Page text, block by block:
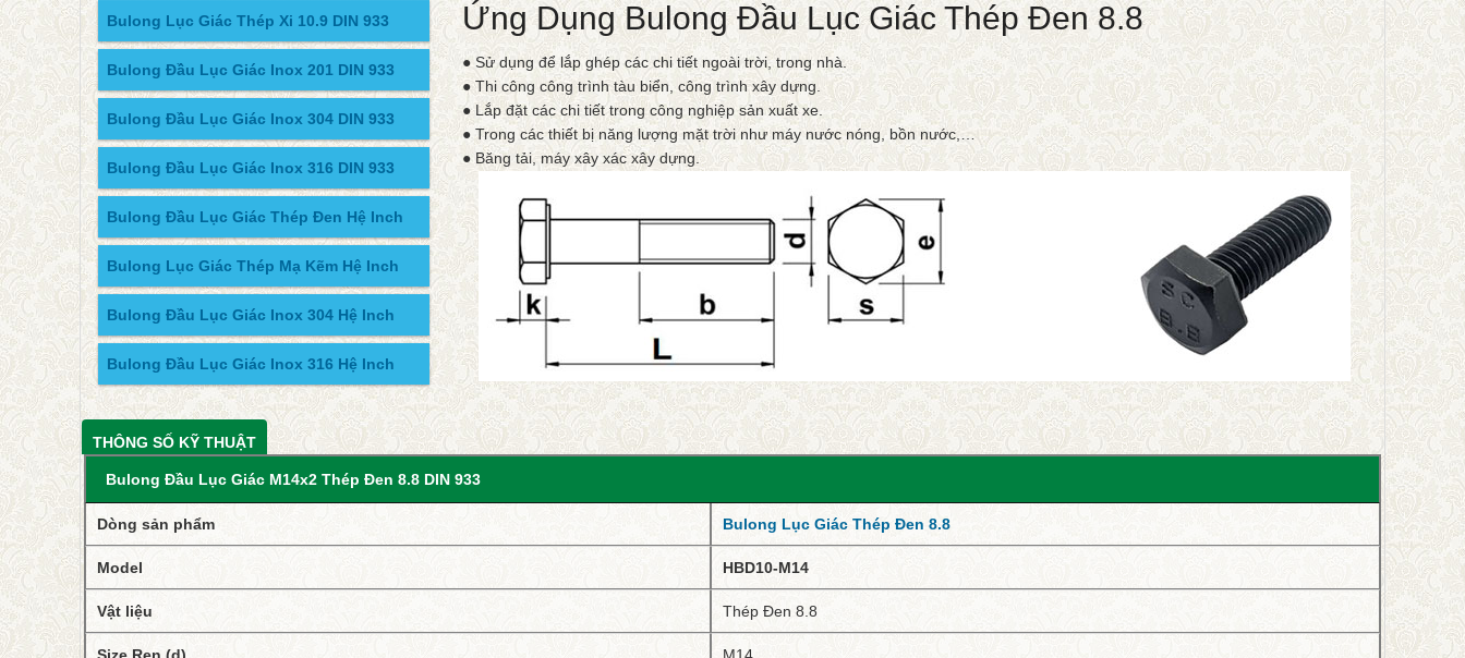
Bulong Lục Giác Thép Xi 10.9 DIN 933
Bulong Đầu Lục Giác Inox 201 DIN 933
Bulong Đầu Lục Giác Inox 304 DIN 933
Bulong Đầu Lục Giác Inox 316 DIN 933
Bulong Đầu Lục Giác Thép Đen Hệ Inch
Bulong Lục Giác Thép Mạ Kẽm Hệ Inch
Bulong Đầu Lục Giác Inox 304 Hệ Inch
Bulong Đầu Lục Giác Inox 316 Hệ Inch
Ứng Dụng Bulong Đầu Lục Giác Thép Đen 8.8
● Sử dụng để lắp ghép các chi tiết ngoài trời, trong nhà.
● Thi công công trình tàu biển, công trình xây dựng.
● Lắp đặt các chi tiết trong công nghiệp sản xuất xe.
● Trong các thiết bị năng lượng mặt trời như máy nước nóng, bồn nước,…
● Băng tải, máy xây xác xây dựng.
THÔNG SỐ KỸ THUẬT
Bulong Đầu Lục Giác M14x2 Thép Đen 8.8 DIN 933
Dòng sản phẩm Bulong Lục Giác Thép Đen 8.8
Model HBD10-M14
Vật liệu Thép Đen 8.8
Size Ren (d) M14